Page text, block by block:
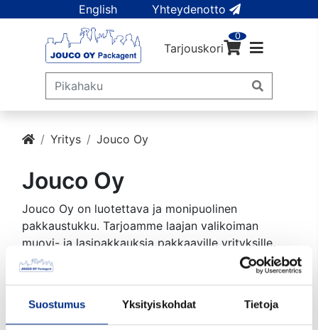
Suostumus Yksityiskohdat Tietoja
English Yhteydenotto
Tarjouskori
0
Yritys Jouco Oy
Jouco Oy
Jouco Oy on luotettava ja monipuolinen
pakkaustukku. Tarjoamme laajan valikoiman
muovi- ja lasipakkauksia pakkaaville yrityksille.
Asiakkaamme ovat mm. lääke-, elintarvike-,
kosmetiikka- ja kemianteollisuuden alan toimijoita
Toimistomme sijaitsee Hämeenlinnan keskustassa